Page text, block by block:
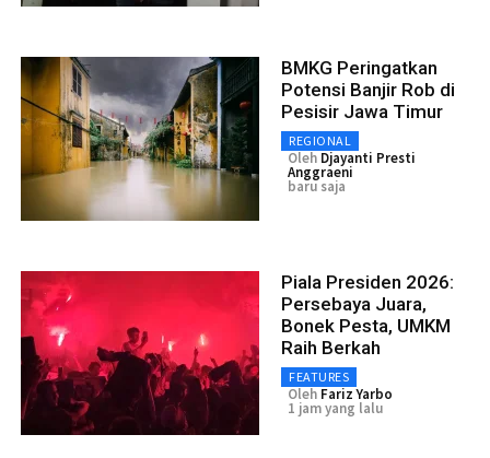
BMKG Peringatkan
Potensi Banjir Rob di
Pesisir Jawa Timur
REGIONAL
Oleh Djayanti Presti
Anggraeni
baru saja
Piala Presiden 2026:
Persebaya Juara,
Bonek Pesta, UMKM
Raih Berkah
FEATURES
Oleh Fariz Yarbo
1 jam yang lalu